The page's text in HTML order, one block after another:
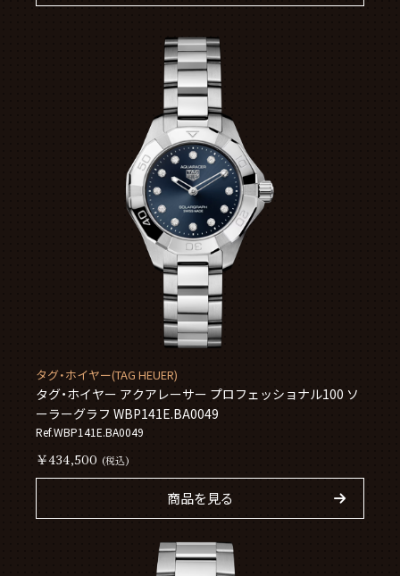
タグ・ホイヤー(TAG HEUER)
タグ・ホイヤー アクアレーサー プロフェッショナル100 ソ
ーラーグラフ WBP141E.BA0049
Ref.WBP141E.BA0049
￥434,500 (税込)
商品を見る